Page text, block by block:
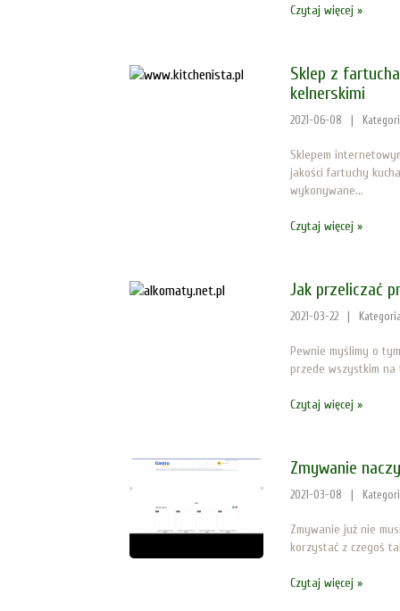
Czytaj więcej »
Sklep z
kelnerskimi
2021-06-08
Sklepem
jakości fartuchy
wykonywane...
Czytaj więcej »
Jak przeliczać
2021-03-22
Pewnie myślimy o
przede wszystkim na
Czytaj więcej »
Zmywanie
2021-03-08
Zmywanie już nie
korzystać z czegoś
Czytaj więcej »